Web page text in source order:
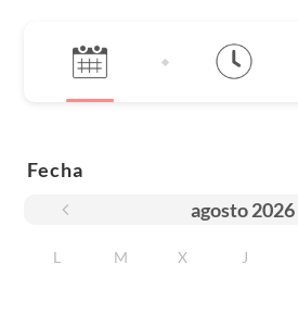
Fecha
agosto2026
L M X J